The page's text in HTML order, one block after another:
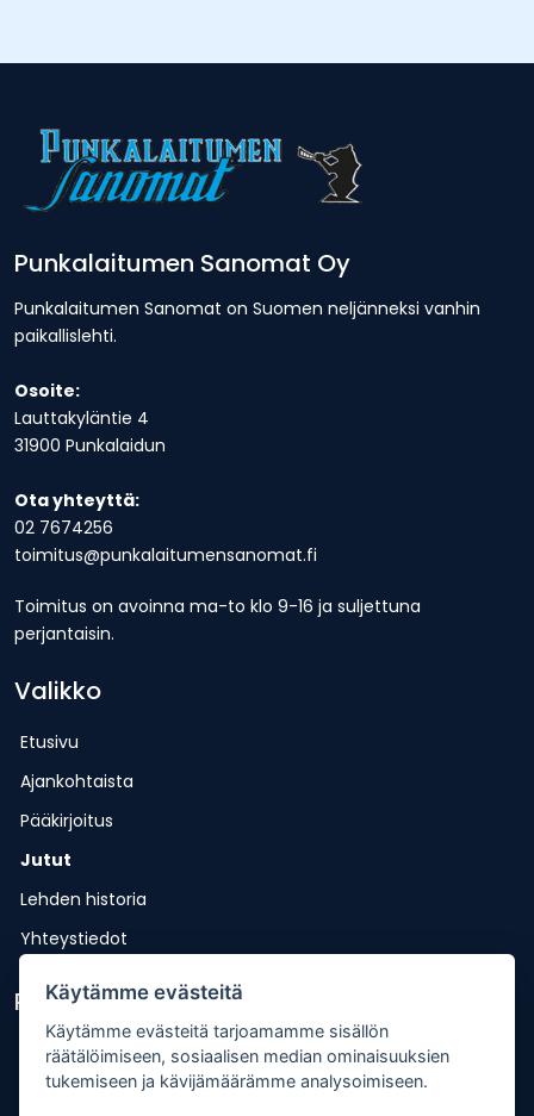
Punkalaitumen Sanomat Oy
Punkalaitumen Sanomat on Suomen neljänneksi vanhin
paikallislehti.
Osoite:
Lauttakyläntie 4
31900 Punkalaidun
Ota yhteyttä:
02 7674256
toimitus@punkalaitumensanomat.fi
Toimitus on avoinna ma-to klo 9-16 ja suljettuna
perjantaisin.
Valikko
Etusivu
Ajankohtaista
Pääkirjoitus
Jutut
Lehden historia
Yhteystiedot
Pikalinkit
Lähetä uutisvinkki
Kopiointiohje
Käytämme evästeitä
Käytämme evästeitä tarjoamamme sisällön
räätälöimiseen, sosiaalisen median ominaisuuksien
tukemiseen ja kävijämäärämme analysoimiseen.